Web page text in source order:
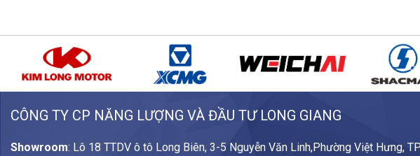
CÔNG TY CP NĂNG LƯỢNG VÀ ĐẦU TƯ LONG GIANG
Showroom: Lô 18 TTDV ô tô Long Biên, 3-5 Nguyễn Văn Linh,Phường Việt Hưng,